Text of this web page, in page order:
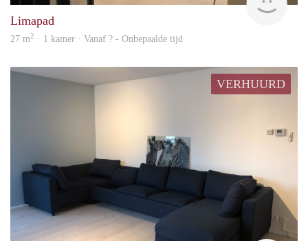
Limapad
27 m2 · 1 kamer · Vanaf ? - Onbepaalde tijd
VERHUURD